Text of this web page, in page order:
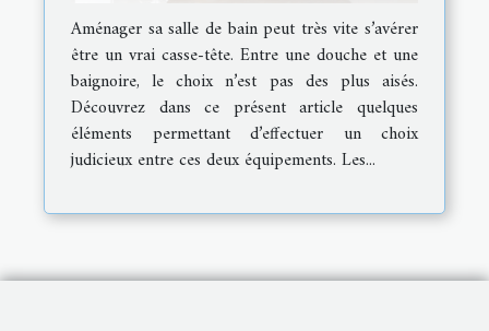
Aménager sa salle de bain peut très vite s’avérer
être un vrai casse-tête. Entre une douche et une
baignoire, le choix n’est pas des plus aisés.
Découvrez dans ce présent article quelques
éléments permettant d’effectuer un choix
judicieux entre ces deux équipements. Les...